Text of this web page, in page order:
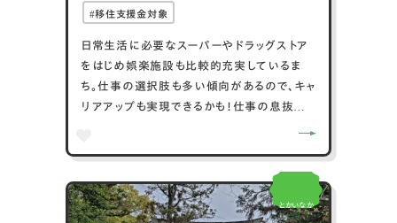
移住支援金対象
日常生活に必要なスーパーやドラッグストア
をはじめ娯楽施設も比較的充実しているま
ち。仕事の選択肢も多い傾向があるので、キャ
リアアップも実現できるかも！仕事の息抜き
とかいなか